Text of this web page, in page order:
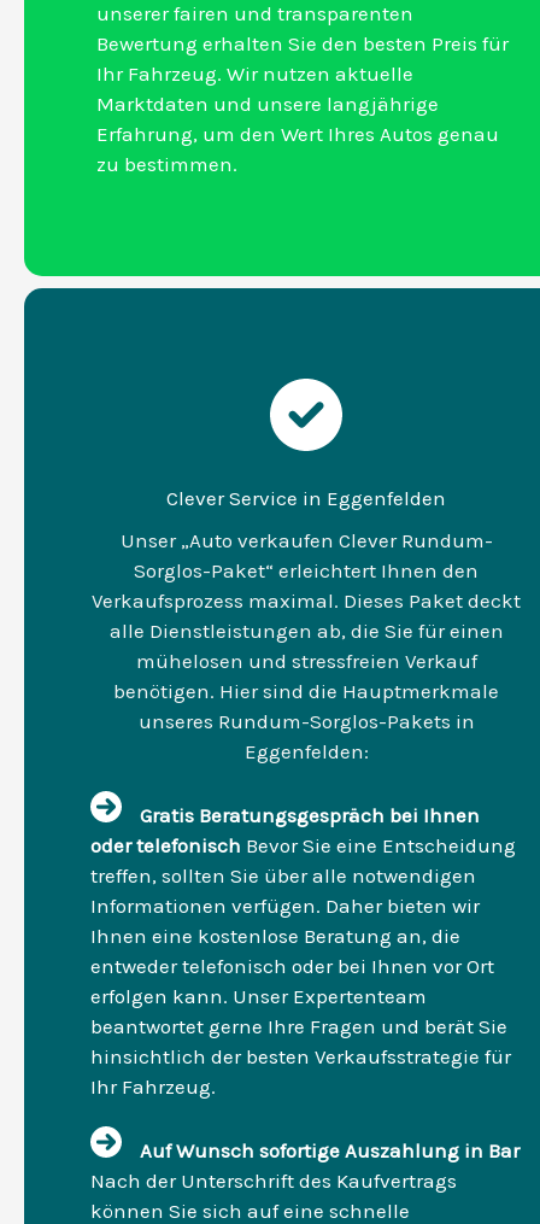
unserer fairen und transparenten
Bewertung erhalten Sie den besten Preis für
Ihr Fahrzeug. Wir nutzen aktuelle
Marktdaten und unsere langjährige
Erfahrung, um den Wert Ihres Autos genau
zu bestimmen.
Clever Service in Eggenfelden
Unser „Auto verkaufen Clever Rundum-
Sorglos-Paket“ erleichtert Ihnen den
Verkaufsprozess maximal. Dieses Paket deckt
alle Dienstleistungen ab, die Sie für einen
mühelosen und stressfreien Verkauf
benötigen. Hier sind die Hauptmerkmale
unseres Rundum-Sorglos-Pakets in
Eggenfelden:
Gratis Beratungsgespräch bei Ihnen
oder telefonisch Bevor Sie eine Entscheidung
treffen, sollten Sie über alle notwendigen
Informationen verfügen. Daher bieten wir
Ihnen eine kostenlose Beratung an, die
entweder telefonisch oder bei Ihnen vor Ort
erfolgen kann. Unser Expertenteam
beantwortet gerne Ihre Fragen und berät Sie
hinsichtlich der besten Verkaufsstrategie für
Ihr Fahrzeug.
Auf Wunsch sofortige Auszahlung in Bar
Nach der Unterschrift des Kaufvertrags
können Sie sich auf eine schnelle